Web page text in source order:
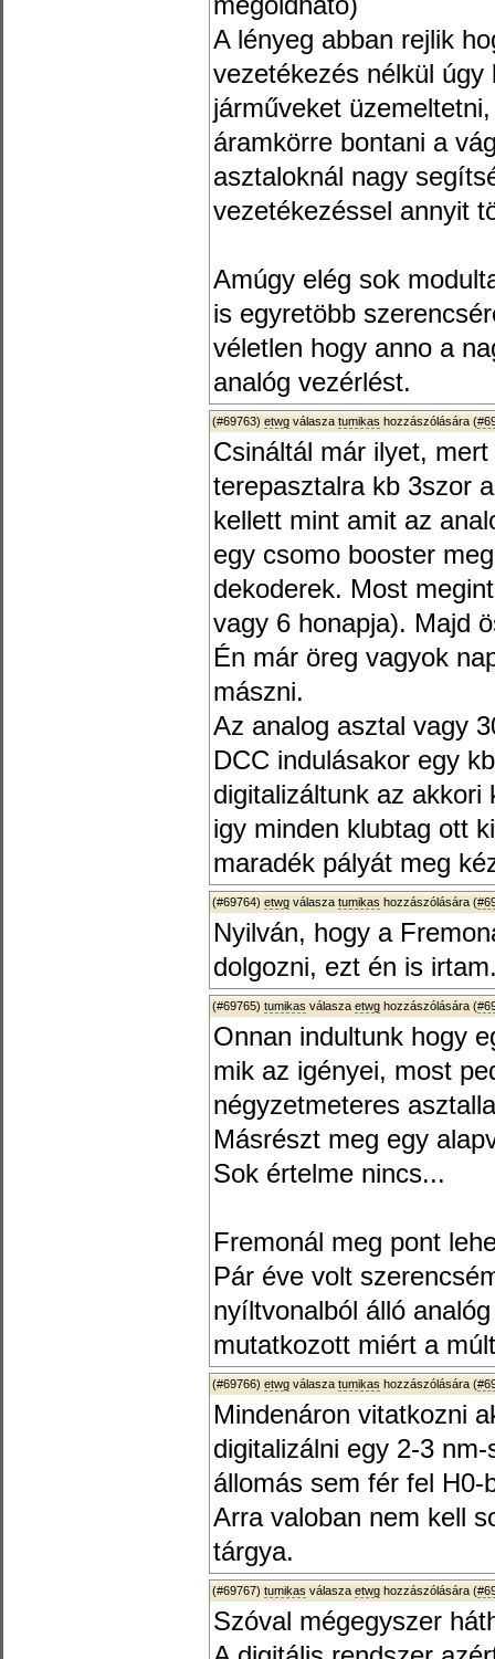
A lényeg abban rejlik
vezetékezés nélkül
járműveket
áramkörre bontani a
asztaloknál nagy
vezetékezéssel annyit
Amúgy elég sok
is egyretöbb
véletlen hogy anno a
analóg vezérlést.
(#69763) etwg válasza tumikas hozzászólására (
Csináltál már ilyet,
terepasztalra kb 3szor
kellett mint amit az
egy csomo booster
dekoderek. Most
vagy 6 honapja). Majd
Én már öreg vagyok
mászni.
Az analog asztal vagy
DCC indulásakor egy
digitalizáltunk az akkori
igy minden klubtag ott
maradék pályát meg
(#69764) etwg válasza tumikas hozzászólására (
Nyilván, hogy a
dolgozni, ezt én is
(#69765) tumikas válasza etwg hozzászólására (
Onnan indultunk hogy
mik az igényei, most
négyzetmeteres
Másrészt meg egy
Sok értelme nincs...
Fremonál meg pont
Pár éve volt
nyíltvonalból álló
mutatkozott miért a
(#69766) etwg válasza tumikas hozzászólására (
Mindenáron vitatkozni
digitalizálni egy 2-3
állomás sem fér fel H0-
Arra valoban nem kell
tárgya.
(#69767) tumikas válasza etwg hozzászólására (
Szóval mégegyszer